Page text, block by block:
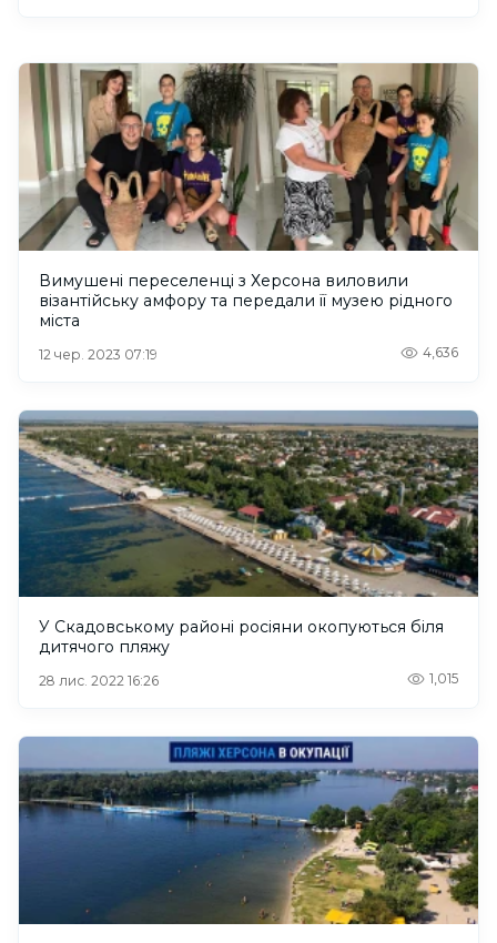
Вимушені переселенці з Херсона виловили
візантійську амфору та передали її музею рідного
міста
12 чер. 2023 07:19 4,636
У Скадовському районі росіяни окопуються біля
дитячого пляжу
28 лис. 2022 16:26 1,015